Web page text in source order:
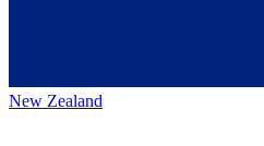
New Zealand